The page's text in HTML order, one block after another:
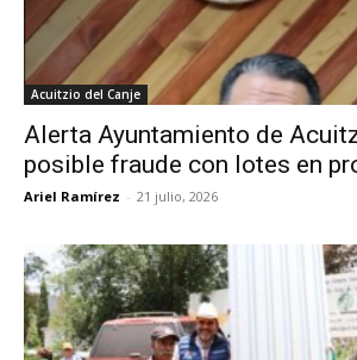
Acuitzio del Canje
Alerta Ayuntamiento de
posible fraude con lotes en
Ariel Ramírez - 21 julio, 2026